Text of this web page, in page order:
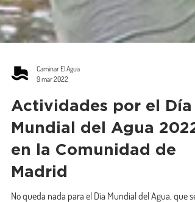
9 mar 2022
Actividades por el Día
Mundial del Agua 2022
en la Comunidad de
Madrid